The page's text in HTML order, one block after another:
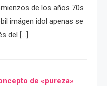
de los años 70s
imágen idol apenas se
del […]
de «pureza»